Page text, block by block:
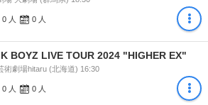
0 人 0 人
BOYZ LIVE TOUR 2024 "HIGHER EX"
術劇場hitaru (北海道) 16:30
0 人 0 人